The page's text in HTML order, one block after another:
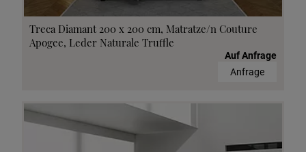
Treca Diamant 200 x 200 cm, Matratze/n Couture
Apogee, Leder Naturale Truffle
Auf Anfrage
Anfrage